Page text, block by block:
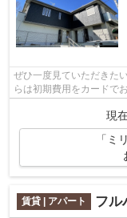
ぜひ一度見ていただきた
らは初期費用をカードで
間が省けます♪1フロア2
現
「ミ
賃貸 | アパート フル